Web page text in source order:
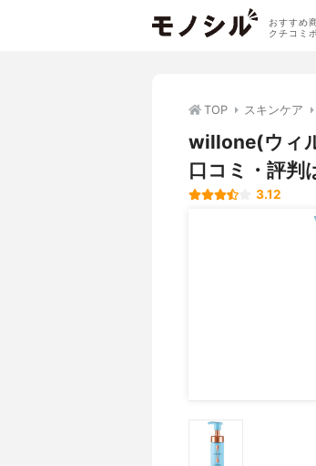
おすすめ
クチコミ
TOP スキンケア
willone(ウィ
口コミ・評判
3.12